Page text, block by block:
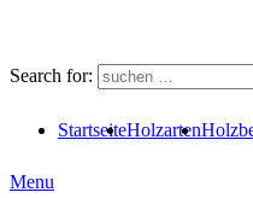
Search for:
StartseiteHolzarten
Menu